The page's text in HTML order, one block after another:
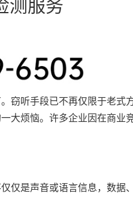
测服务
窃听手段已不再仅限于老式
大烦恼。许多企业因在商业
仅是声音或语言信息，数据